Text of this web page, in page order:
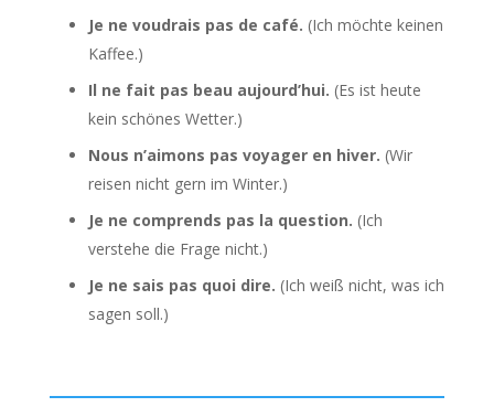
Je ne voudrais pas de café. (Ich möchte keinen
Kaffee.)
Il ne fait pas beau aujourd’hui. (Es ist heute
kein schönes Wetter.)
Nous n’aimons pas voyager en hiver. (Wir
reisen nicht gern im Winter.)
Je ne comprends pas la question. (Ich
verstehe die Frage nicht.)
Je ne sais pas quoi dire. (Ich weiß nicht, was ich
sagen soll.)